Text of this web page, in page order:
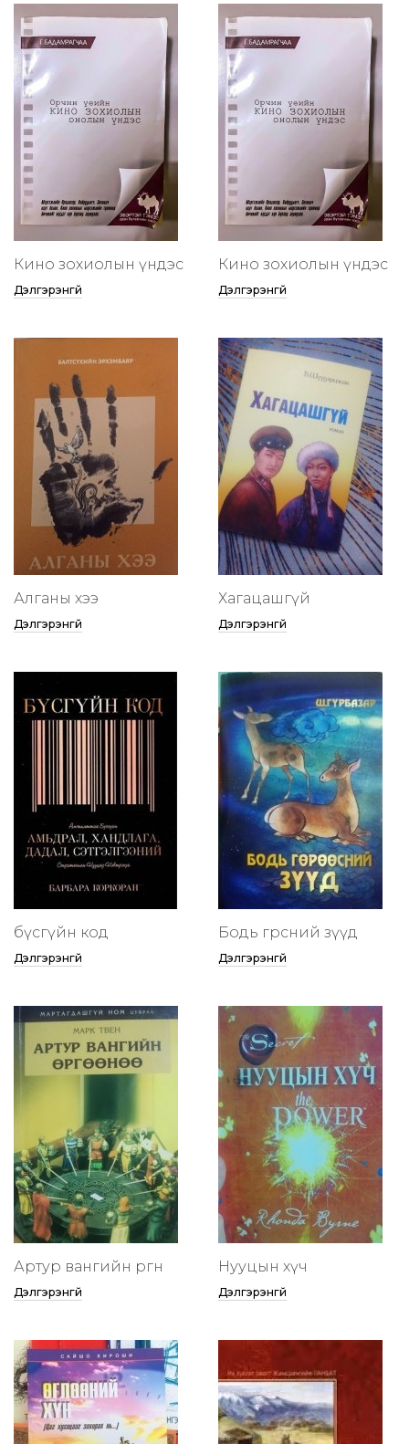
Кино зохиолын үндэс
Дэлгэрэнгүй
Кино зохиолын үндэс
Дэлгэрэнгүй
Алганы хээ
Дэлгэрэнгүй
Хагацашгүй
Дэлгэрэнгүй
бүсгүйн код
Дэлгэрэнгүй
Бодь гөрөөсний зүүд
Дэлгэрэнгүй
Артур вангийн өргөөнөө
Дэлгэрэнгүй
Нууцын хүч
Дэлгэрэнгүй